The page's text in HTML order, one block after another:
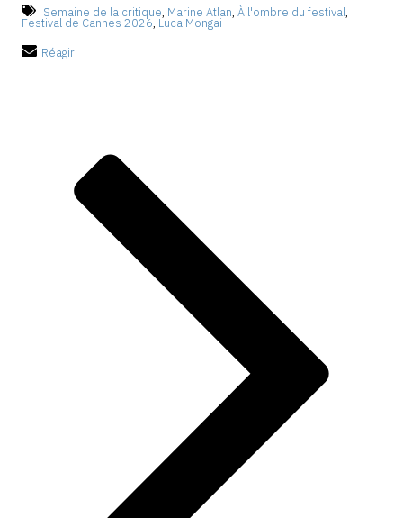
Semaine de la critique, Marine Atlan, À l'ombre du festival,
Festival de Cannes 2026, Luca Mongai
Réagir